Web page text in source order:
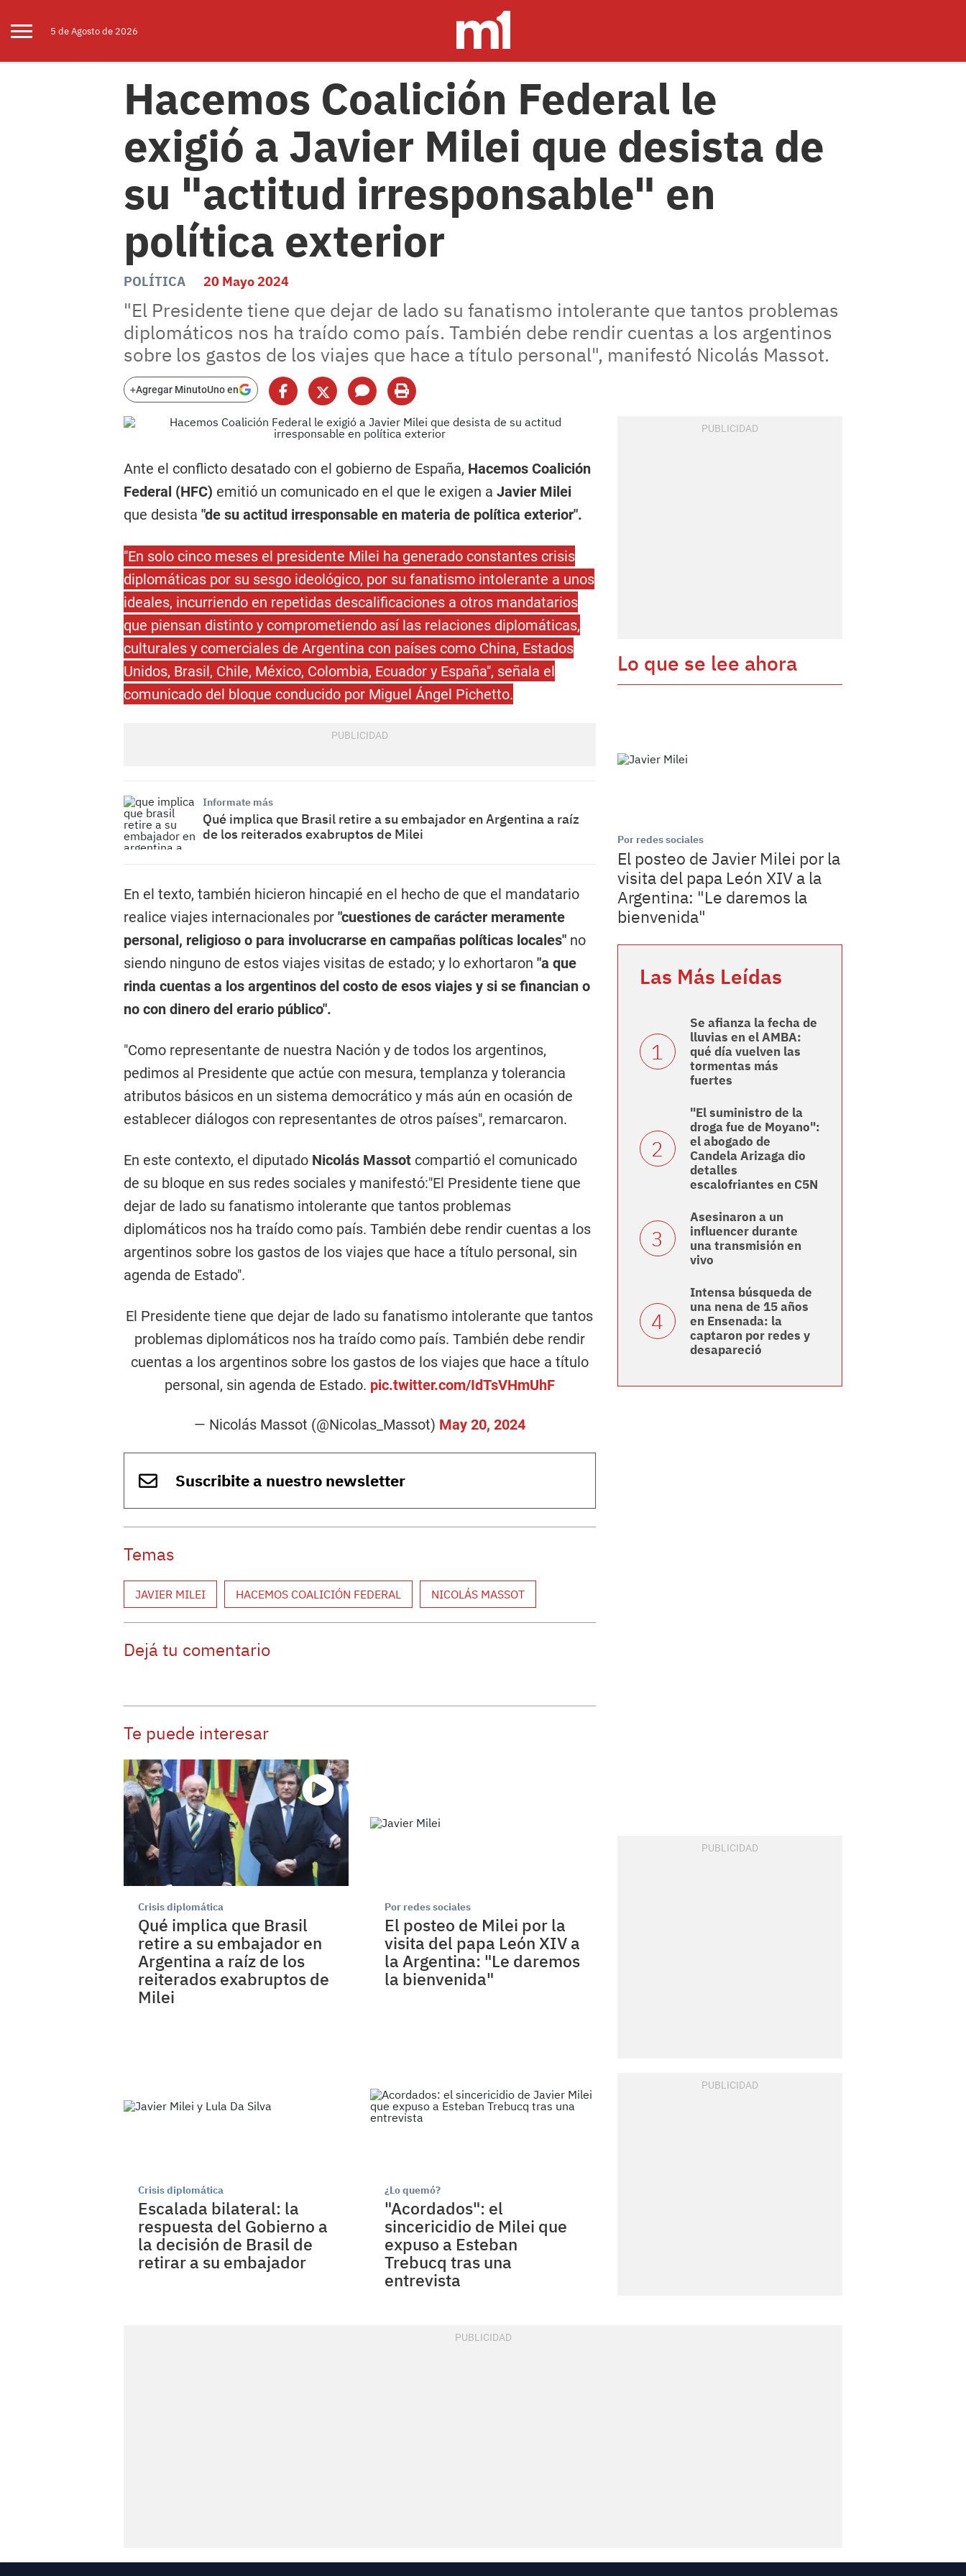
5 deAgostode 2026
Hacemos Coalición Federal le
exigió a Javier Milei que desista de
su "actitud irresponsable" en
política exterior
POLÍTICA 20 Mayo 2024
"El Presidente tiene que dejar de lado su fanatismo intolerante que tantos problemas
diplomáticos nos ha traído como país. También debe rendir cuentas a los argentinos
sobre los gastos de los viajes que hace a título personal", manifestó Nicolás Massot.
+Agregar MinutoUno en
Ante el conflicto desatado con el gobierno de España, Hacemos Coalición
Federal (HFC) emitió un comunicado en el que le exigen a Javier Milei
que desista "de su actitud irresponsable en materia de política exterior".
"En solo cinco meses el presidente Milei ha generado constantes crisis
diplomáticas por su sesgo ideológico, por su fanatismo intolerante a unos
ideales, incurriendo en repetidas descalificaciones a otros mandatarios
que piensan distinto y comprometiendo así las relaciones diplomáticas,
culturales y comerciales de Argentina con países como China, Estados
Unidos, Brasil, Chile, México, Colombia, Ecuador y España", señala el
comunicado del bloque conducido por Miguel Ángel Pichetto.
Informate más
Qué implica que Brasil retire a su embajador en Argentina a raíz
de los reiterados exabruptos de Milei
En el texto, también hicieron hincapié en el hecho de que el mandatario
realice viajes internacionales por "cuestiones de carácter meramente
personal, religioso o para involucrarse en campañas políticas locales" no
siendo ninguno de estos viajes visitas de estado; y lo exhortaron "a que
rinda cuentas a los argentinos del costo de esos viajes y si se financian o
no con dinero del erario público".
"Como representante de nuestra Nación y de todos los argentinos,
pedimos al Presidente que actúe con mesura, templanza y tolerancia
atributos básicos en un sistema democrático y más aún en ocasión de
establecer diálogos con representantes de otros países", remarcaron.
En este contexto, el diputado Nicolás Massot compartió el comunicado
de su bloque en sus redes sociales y manifestó:"El Presidente tiene que
dejar de lado su fanatismo intolerante que tantos problemas
diplomáticos nos ha traído como país. También debe rendir cuentas a los
argentinos sobre los gastos de los viajes que hace a título personal, sin
agenda de Estado".
El Presidente tiene que dejar de lado su fanatismo intolerante que tantos
problemas diplomáticos nos ha traído como país. También debe rendir
cuentas a los argentinos sobre los gastos de los viajes que hace a título
personal, sin agenda de Estado. pic.twitter.com/IdTsVHmUhF
— Nicolás Massot (@Nicolas_Massot) May 20, 2024
Suscribite a nuestro newsletter
Temas
JAVIER MILEI HACEMOS COALICIÓN FEDERAL NICOLÁS MASSOT
Dejá tu comentario
Te puede interesar
Crisis diplomática
Qué implica que Brasil
retire a su embajador en
Argentina a raíz de los
reiterados exabruptos de
Milei
Por redes sociales
El posteo de Milei por la
visita del papa León XIV a
la Argentina: "Le daremos
la bienvenida"
Crisis diplomática
Escalada bilateral: la
respuesta del Gobierno a
la decisión de Brasil de
retirar a su embajador
¿Lo quemó?
"Acordados": el
sincericidio de Milei que
expuso a Esteban
Trebucq tras una
entrevista
Lo que se lee ahora
Por redes sociales
El posteo de Javier Milei por la
visita del papa León XIV a la
Argentina: "Le daremos la
bienvenida"
Las Más Leídas
Se afianza la fecha de
lluvias en el AMBA:
qué día vuelven las
tormentas más
fuertes
"El suministro de la
droga fue de Moyano":
el abogado de
Candela Arizaga dio
detalles
escalofriantes en C5N
Asesinaron a un
influencer durante
una transmisión en
vivo
Intensa búsqueda de
una nena de 15 años
en Ensenada: la
captaron por redes y
desapareció